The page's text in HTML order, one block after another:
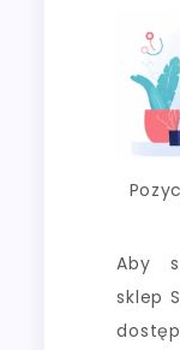
Aby
sklep